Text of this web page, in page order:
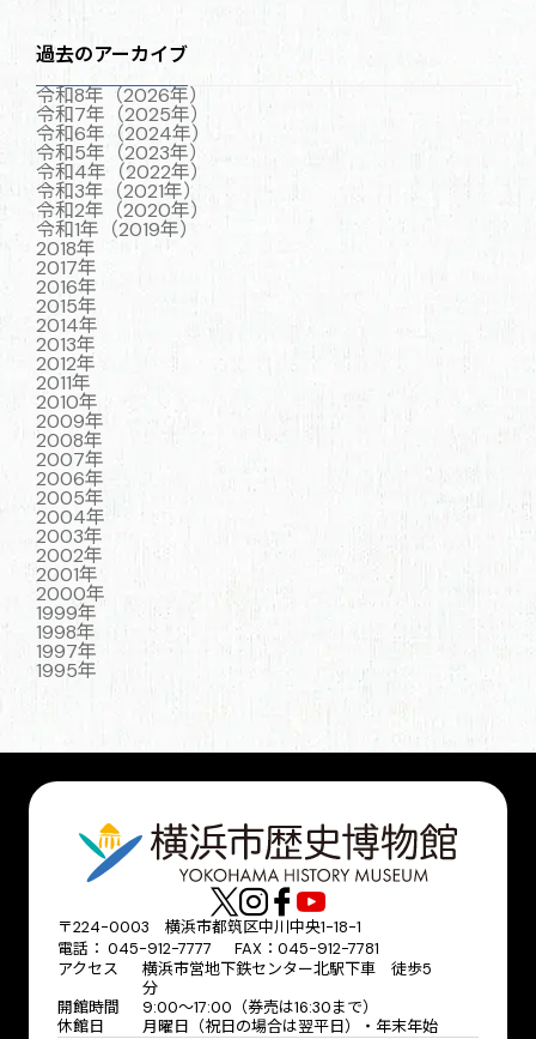
過去のアーカイブ
令和8年（2026年）
令和7年（2025年）
令和6年（2024年）
令和5年（2023年）
令和4年（2022年）
令和3年（2021年）
令和2年（2020年）
令和1年（2019年）
2018年
2017年
2016年
2015年
2014年
2013年
2012年
2011年
2010年
2009年
2008年
2007年
2006年
2005年
2004年
2003年
2002年
2001年
2000年
1999年
1998年
1997年
1995年
〒224-0003 横浜市都筑区中川中央1-18-1
電話： 045-912-7777 FAX：045-912-7781
アクセス
横浜市営地下鉄センター北駅下車 徒歩5
分
開館時間
9:00〜17:00（券売は16:30まで）
休館日
月曜日（祝日の場合は翌平日）・年末年始